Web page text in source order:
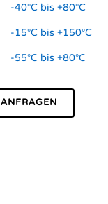
-40°C bis +80°C
-15°C bis +150°C
-55°C bis +80°C
ANFRAGEN